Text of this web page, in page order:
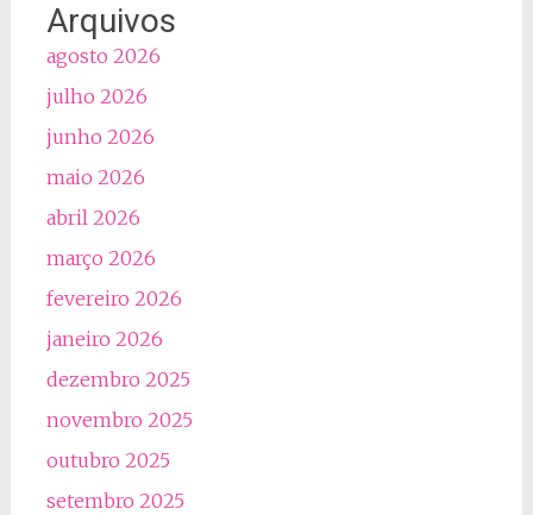
Arquivos
agosto 2026
julho 2026
junho 2026
maio 2026
abril 2026
março 2026
fevereiro 2026
janeiro 2026
dezembro 2025
novembro 2025
outubro 2025
setembro 2025